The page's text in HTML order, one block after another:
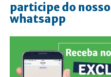
participe do
whatsapp